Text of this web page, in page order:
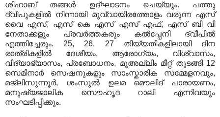
ശിഹാബ് തങ്ങള്‍ ഉദ്ഘാടനം ചെയ്യും. പത്തു
ദ്വീപുകളില്‍ നിന്നായി മുവ്വായിരത്തോളം വരുന്ന എസ്
വൈ എസ്, എസ് കെ എസ് എസ് എഫ്, എസ് ബി വി
നേതാക്കളും പ്രവര്‍ത്തകരും കല്‍പ്പേനി ദ്വീപില്‍
എത്തിച്ചേരും. 25, 26, 27 തിയ്യതികളിലായി ദിന
രാത്രികളില്‍ ദേശീയം, ആരോഗ്യം, വിശ്വാസം,
വിദ്യാഭ്യാസം, പ്രബോധനം, മുഅല്ലിം മീറ്റ് തുടങ്ങി 12
സെമിനാര്‍ സെഷനുകളും സാംസ്കാരിക സമ്മേളനവും,
മജ്‍ലിസുന്നൂര്‍, ശംസുല്‍ ഉലമ മൌലിദ് പാരായണം,
മനുഷ്യജാലിക സൌഹൃദ റാലി എന്നിവയും
സംഘടിപ്പിക്കും.